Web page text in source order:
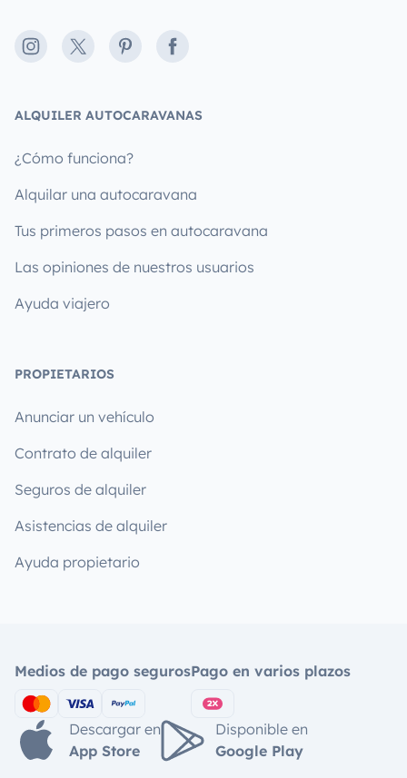
Instagram
X PinterestFacebook
ALQUILER AUTOCARAVANAS
¿Cómo funciona?
Alquilar una autocaravana
Tus primeros pasos en autocaravana
Las opiniones de nuestros usuarios
Ayuda viajero
PROPIETARIOS
Anunciar un vehículo
Contrato de alquiler
Seguros de alquiler
Asistencias de alquiler
Ayuda propietario
Medios de pago segurosPago en varios plazos
Descargar en
App Store
Disponible en
Google Play